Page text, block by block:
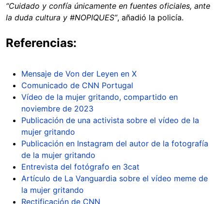
“Cuidado y confía únicamente en fuentes oficiales, ante
la duda cultura y #NOPIQUES”, añadió la policía.
Referencias:
Mensaje de Von der Leyen en X
Comunicado de CNN Portugal
Vídeo de la mujer gritando, compartido en
noviembre de 2023
Publicación de una activista sobre el vídeo de la
mujer gritando
Publicación en Instagram del autor de la fotografía
de la mujer gritando
Entrevista del fotógrafo en 3cat
Artículo de La Vanguardia sobre el vídeo meme de
la mujer gritando
Rectificación de CNN